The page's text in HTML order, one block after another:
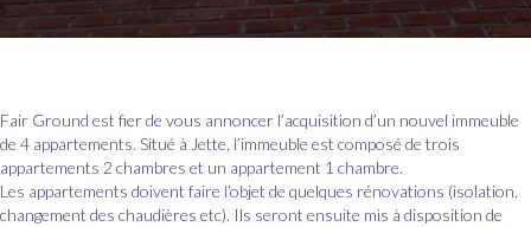
Fair Ground est fier de vous annoncer l’acquisition d’un nouvel immeuble
de 4 appartements. Situé à Jette, l’immeuble est composé de trois
appartements 2 chambres et un appartement 1 chambre.
Les appartements doivent faire l’objet de quelques rénovations (isolation,
changement des chaudières etc). Ils seront ensuite mis à disposition de